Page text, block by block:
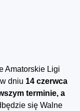
Amatorskie Ligi
dniu 14 czerwca
terminie, a
się Walne